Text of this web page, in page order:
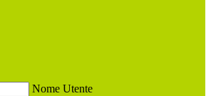
Nome Utente